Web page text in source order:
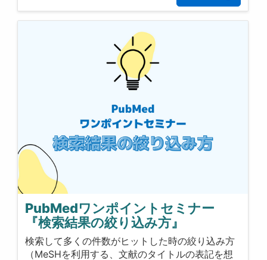
PubMedワンポイントセミナー
『検索結果の絞り込み方』
検索して多くの件数がヒットした時の絞り込み方
（MeSHを利用する、文献のタイトルの表記を想